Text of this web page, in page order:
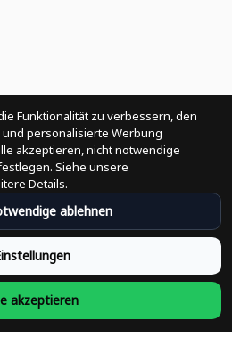
Funktionalität zu verbessern, den
personalisierte Werbung
akzeptieren, nicht notwendige
Siehe unsere
Details.
ablehnen
akzeptieren